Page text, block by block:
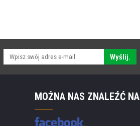
Wyślij.
MOŻNA NAS ZNALEŹĆ NA